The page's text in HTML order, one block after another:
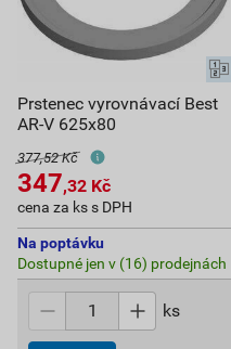
Prstenec vyrovnávací Best
AR-V 625x80
377,52 Kč
347,32 Kč
cena za ks s DPH
Na poptávku
Dostupné jen v (16) prodejnách
ks